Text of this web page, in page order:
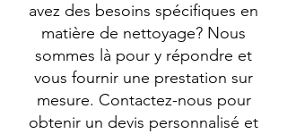
avez des besoins spécifiques en
matière de nettoyage? Nous
sommes là pour y répondre et
vous fournir une prestation sur
mesure. Contactez-nous pour
obtenir un devis personnalisé et